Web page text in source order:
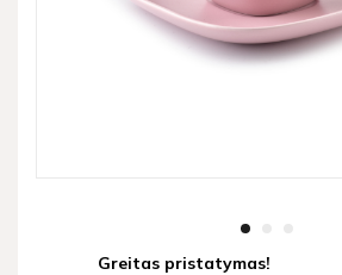
Greitas pristatymas!